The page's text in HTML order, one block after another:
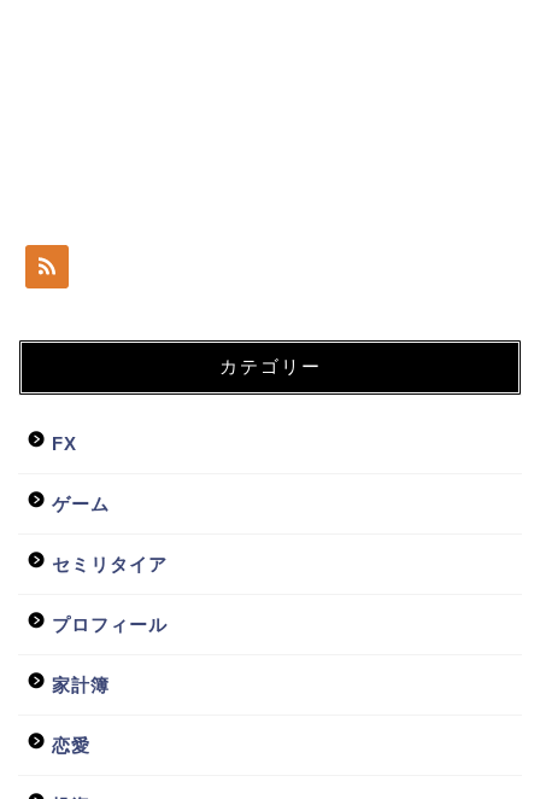
カテゴリー
FX
ゲーム
セミリタイア
プロフィール
家計簿
恋愛